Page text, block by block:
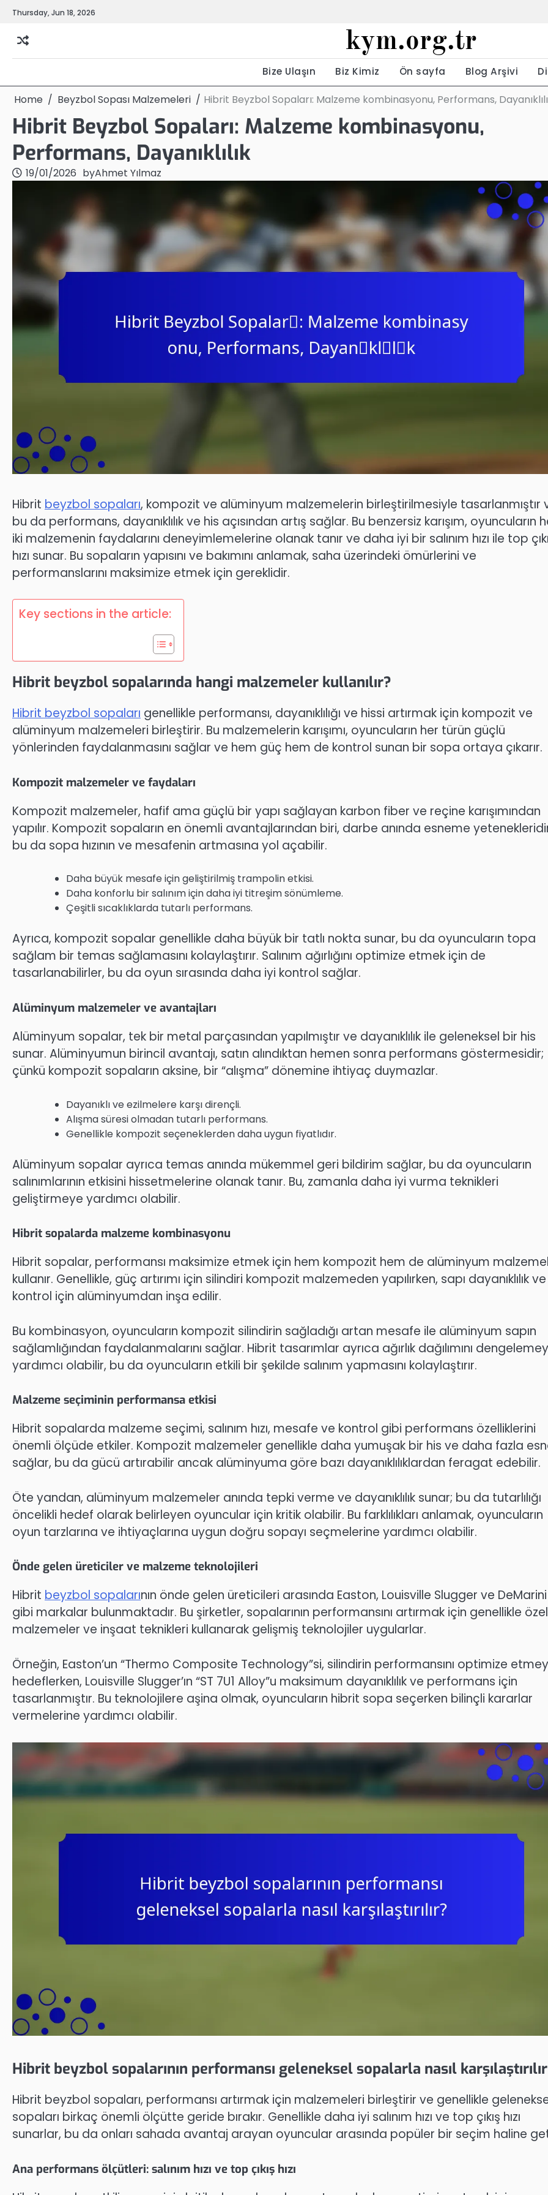
Skip
content
Thursday, Jun 18, 2026
kym.org.tr
Bize Ulaşın Biz Kimiz Ön sayfa Blog Arşivi
Home Beyzbol Sopası Malzemeleri Hibrit Beyzbol Sopaları: Malzeme kombinasyonu, Performans,
Hibrit Beyzbol Sopaları: Malzeme kombinasyonu,
Performans, Dayanıklılık
19/01/2026 byAhmet Yılmaz
Hibrit beyzbol sopaları, kompozit ve alüminyum malzemelerin birleştirilmesiyle tasarlanmıştır
bu da performans, dayanıklılık ve his açısından artış sağlar. Bu benzersiz karışım, oyuncuların
iki malzemenin faydalarını deneyimlemelerine olanak tanır ve daha iyi bir salınım hızı ile top
hızı sunar. Bu sopaların yapısını ve bakımını anlamak, saha üzerindeki ömürlerini ve
performanslarını maksimize etmek için gereklidir.
Key sections in the article:
Hibrit beyzbol sopalarında hangi malzemeler kullanılır?
Hibrit beyzbol sopaları genellikle performansı, dayanıklılığı ve hissi artırmak için kompozit ve
alüminyum malzemeleri birleştirir. Bu malzemelerin karışımı, oyuncuların her türün güçlü
yönlerinden faydalanmasını sağlar ve hem güç hem de kontrol sunan bir sopa ortaya çıkarır.
Kompozit malzemeler ve faydaları
Kompozit malzemeler, hafif ama güçlü bir yapı sağlayan karbon fiber ve reçine karışımından
yapılır. Kompozit sopaların en önemli avantajlarından biri, darbe anında esneme
bu da sopa hızının ve mesafenin artmasına yol açabilir.
Daha büyük mesafe için geliştirilmiş trampolin etkisi.
Daha konforlu bir salınım için daha iyi titreşim sönümleme.
Çeşitli sıcaklıklarda tutarlı performans.
Ayrıca, kompozit sopalar genellikle daha büyük bir tatlı nokta sunar, bu da oyuncuların topa
sağlam bir temas sağlamasını kolaylaştırır. Salınım ağırlığını optimize etmek için de
tasarlanabilirler, bu da oyun sırasında daha iyi kontrol sağlar.
Alüminyum malzemeler ve avantajları
Alüminyum sopalar, tek bir metal parçasından yapılmıştır ve dayanıklılık ile geleneksel bir his
sunar. Alüminyumun birincil avantajı, satın alındıktan hemen sonra performans göstermesidir;
çünkü kompozit sopaların aksine, bir “alışma” dönemine ihtiyaç duymazlar.
Dayanıklı ve ezilmelere karşı dirençli.
Alışma süresi olmadan tutarlı performans.
Genellikle kompozit seçeneklerden daha uygun fiyatlıdır.
Alüminyum sopalar ayrıca temas anında mükemmel geri bildirim sağlar, bu da oyuncuların
salınımlarının etkisini hissetmelerine olanak tanır. Bu, zamanla daha iyi vurma teknikleri
geliştirmeye yardımcı olabilir.
Hibrit sopalarda malzeme kombinasyonu
Hibrit sopalar, performansı maksimize etmek için hem kompozit hem de alüminyum
kullanır. Genellikle, güç artırımı için silindiri kompozit malzemeden yapılırken, sapı dayanıklılık ve
kontrol için alüminyumdan inşa edilir.
Bu kombinasyon, oyuncuların kompozit silindirin sağladığı artan mesafe ile alüminyum sapın
sağlamlığından faydalanmalarını sağlar. Hibrit tasarımlar ayrıca ağırlık dağılımını
yardımcı olabilir, bu da oyuncuların etkili bir şekilde salınım yapmasını kolaylaştırır.
Malzeme seçiminin performansa etkisi
Hibrit sopalarda malzeme seçimi, salınım hızı, mesafe ve kontrol gibi performans özelliklerini
önemli ölçüde etkiler. Kompozit malzemeler genellikle daha yumuşak bir his ve daha fazla
sağlar, bu da gücü artırabilir ancak alüminyuma göre bazı dayanıklılıklardan feragat edebilir.
Öte yandan, alüminyum malzemeler anında tepki verme ve dayanıklılık sunar; bu da tutarlılığı
öncelikli hedef olarak belirleyen oyuncular için kritik olabilir. Bu farklılıkları anlamak, oyuncuların
oyun tarzlarına ve ihtiyaçlarına uygun doğru sopayı seçmelerine yardımcı olabilir.
Önde gelen üreticiler ve malzeme teknolojileri
Hibrit beyzbol sopalarının önde gelen üreticileri arasında Easton, Louisville Slugger ve DeMarini
gibi markalar bulunmaktadır. Bu şirketler, sopalarının performansını artırmak için genellikle özel
malzemeler ve inşaat teknikleri kullanarak gelişmiş teknolojiler uygularlar.
Örneğin, Easton’un “Thermo Composite Technology”si, silindirin performansını optimize
hedeflerken, Louisville Slugger’ın “ST 7U1 Alloy”u maksimum dayanıklılık ve performans için
tasarlanmıştır. Bu teknolojilere aşina olmak, oyuncuların hibrit sopa seçerken bilinçli kararlar
vermelerine yardımcı olabilir.
Hibrit beyzbol sopalarının performansı geleneksel sopalarla nasıl
Hibrit beyzbol sopaları, performansı artırmak için malzemeleri birleştirir ve genellikle
sopaları birkaç önemli ölçütte geride bırakır. Genellikle daha iyi salınım hızı ve top çıkış hızı
sunarlar, bu da onları sahada avantaj arayan oyuncular arasında popüler bir seçim haline
Ana performans ölçütleri: salınım hızı ve top çıkış hızı